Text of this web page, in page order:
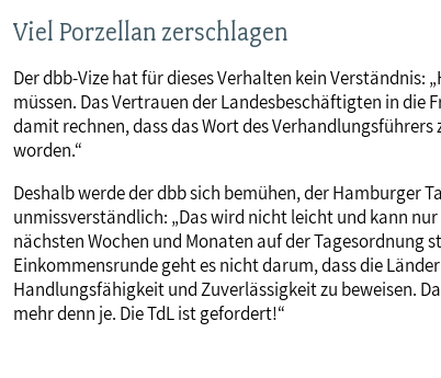
Viel Porzellan zerschlagen
Der dbb-Vize hat für dieses Verhalten kein
müssen. Das Vertrauen der Landesbeschäftigten in
damit rechnen, dass das Wort des
worden.“
Deshalb werde der dbb sich bemühen, der Hamburger
unmissverständlich: „Das wird nicht leicht und kann
nächsten Wochen und Monaten auf der
Einkommensrunde geht es nicht darum, dass die
Handlungsfähigkeit und Zuverlässigkeit zu beweisen.
mehr denn je. Die TdL ist gefordert!“